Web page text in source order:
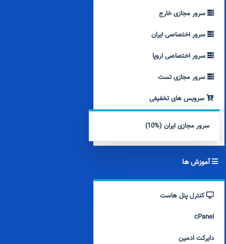
سرور مجازی خارج
سرور اختصاصی ایران
سرور اختصاصی اروپا
سرور مجازی تست
سرویس های تخفیفی
سرور مجازی ایران (%10)
آموزش ها
کنترل پنل هاست
cPanel
دایرکت ادمین